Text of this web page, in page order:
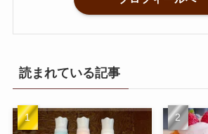
読まれている記事